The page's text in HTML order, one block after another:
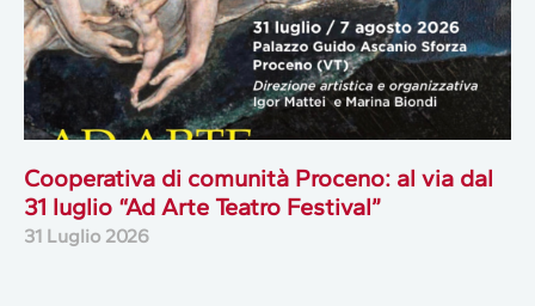
Cooperativa di comunità Proceno: al via dal
31 luglio “Ad Arte Teatro Festival”
31 Luglio 2026